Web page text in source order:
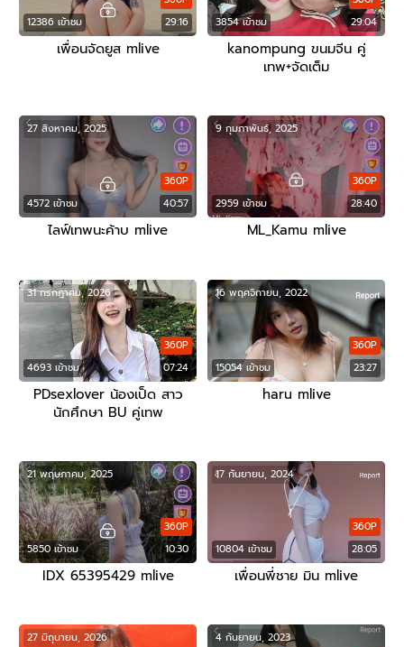
12386 เข้าชม 29:16
เพื่อนจัดยูส mlive
3854 เข้าชม 29:04
kanompung ขนมจีน คู่
เทพ+จัดเต็ม
4572 เข้าชม 40:57
360P
27 สิงหาคม, 2025
ไลฟ์เทพนะค้าบ mlive
2959 เข้าชม 28:40
360P
9 กุมภาพันธ์, 2025
ML_Kamu mlive
4693 เข้าชม 07:24
360P
31 กรกฎาคม, 2026
PDsexlover น้องเป็ด สาว
นักศึกษา BU คู่เทพ
15054 เข้าชม 23:27
360P
16 พฤศจิกายน, 2022
haru mlive
5850 เข้าชม 10:30
360P
21 พฤษภาคม, 2025
IDX 65395429 mlive
10804 เข้าชม 28:05
360P
17 กันยายน, 2024
เพื่อนพี่ชาย มิน mlive
27 มิถุนายน, 2026 4 กันยายน, 2023